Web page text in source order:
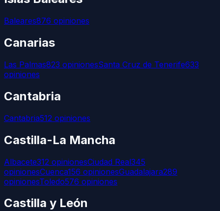
Baleares876 opiniones
Canarias
Las Palmas823 opinionesSanta Cruz de Tenerife633
opiniones
Cantabria
Cantabria512 opiniones
Castilla-La Mancha
Albacete312 opinionesCiudad Real345
opinionesCuenca156 opinionesGuadalajara289
opinionesToledo576 opiniones
Castilla y León